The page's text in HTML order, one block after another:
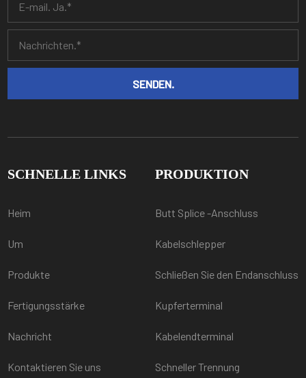
SCHNELLE LINKS
Heim
Um
Produkte
Fertigungsstärke
Nachricht
Kontaktieren Sie uns
PRODUKTION
Butt Splice -Anschluss
Kabelschlepper
Schließen Sie den Endanschluss
Kupferterminal
Kabelendterminal
Schneller Trennung